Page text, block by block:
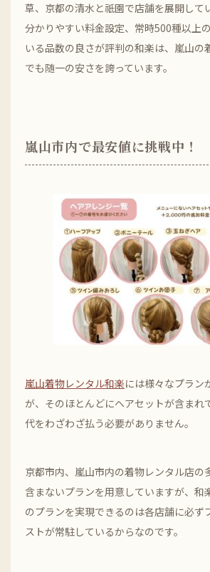
草、京都の清水と祇園で店舗を展開して
分かりやすい料金設定、常時500種以上
いる品数の良さが評判の和楽は、嵐山の
でも随一の安さを誇っています。
嵐山市内で最安値に挑戦中！
嵐山着物レンタル和楽には様々なプラン
が、そのほとんどにヘアセットが含まれ
代をわざわざ払う必要がありません。
京都市内、嵐山市内の着物レンタル店の
含まないプランを用意していますが、和
のプランを実現できるのは各店舗に必ず
ストが常駐しているからなのです。